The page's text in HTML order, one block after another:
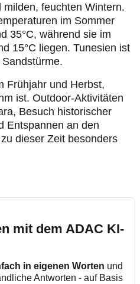
feuchten Wintern.
im Sommer
35°C, während sie im
15°C liegen. Tunesien ist
Frühjahr und Herbst,
ist. Outdoor-Aktivitäten
Besuch historischer
Entspannen an den
dieser Zeit besonders
mit dem ADAC KI-
in eigenen Worten und
Antworten - auf Basis